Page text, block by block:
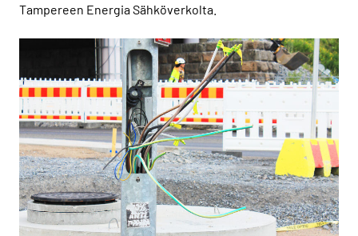
Tampereen Energia Sähköverkolta.